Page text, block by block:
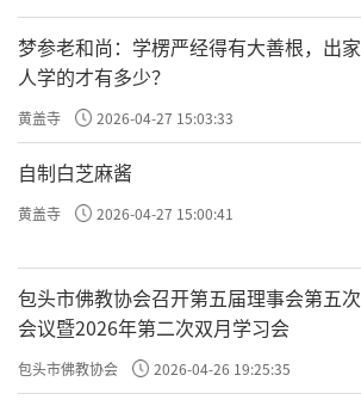
梦参老和尚：学楞严经得有大善根，出家
人学的才有多少？
黄盖寺 2026-04-27 15:03:33
自制白芝麻酱
黄盖寺 2026-04-27 15:00:41
包头市佛教协会召开第五届理事会第五次
会议暨2026年第二次双月学习会
包头市佛教协会 2026-04-26 19:25:35